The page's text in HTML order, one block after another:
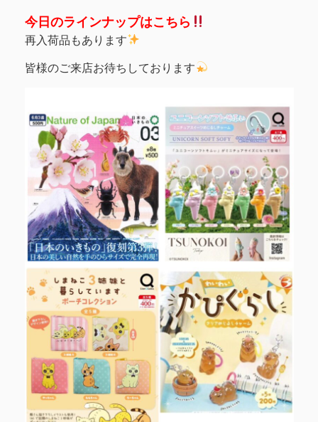
今日のラインナップはこちら
再入荷品もあります
皆様のご来店お待ちしております